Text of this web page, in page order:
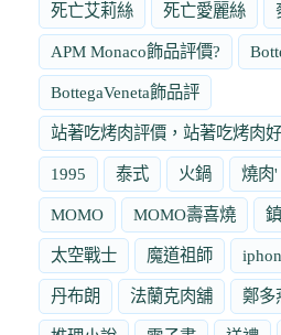
死亡艾莉絲 死亡愛麗絲
APM Monaco飾品評價?
BottegaVeneta飾品評
站著吃烤肉評價，站著吃烤肉
1995 泰式 火鍋 燒肉'
MOMO MOMO壽喜燒
太空戰士 魔道祖師
丹布朗 法蘭克肉舖 鄭多